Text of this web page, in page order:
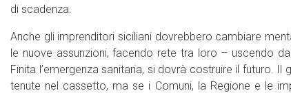
di scadenza.
Anche gli imprenditori siciliani dovrebbero cambiare
le nuove assunzioni, facendo rete tra loro – uscendo
Finita l’emergenza sanitaria, si dovrà costruire il futuro.
tenute nel cassetto, ma se i Comuni, la Regione e le